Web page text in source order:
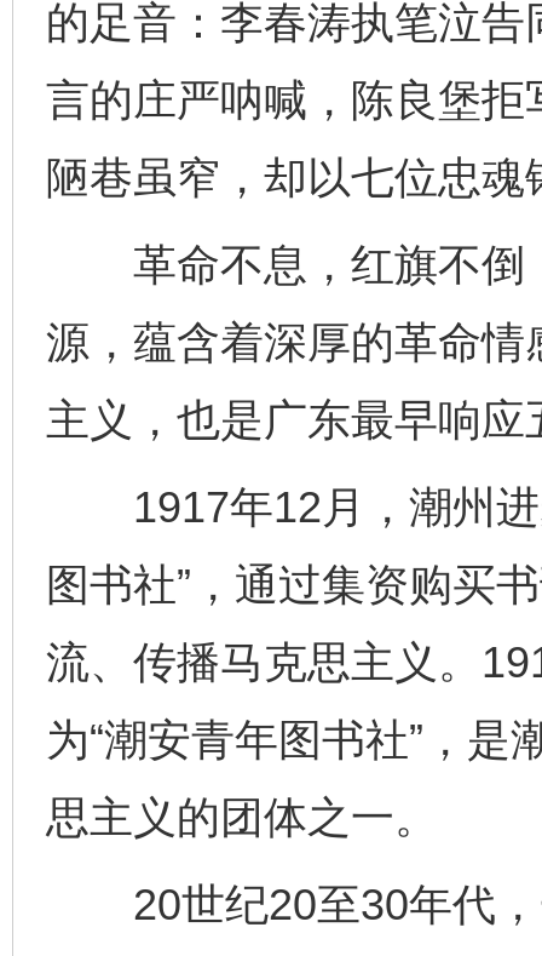
的足音：李春涛执笔泣
言的庄严呐喊，陈良堡
陋巷虽窄，却以七位忠
革命不息，红旗不倒
源，蕴含着深厚的革命
主义，也是广东最早响
1917年12月，潮州进
图书社”，通过集资购买
流、传播马克思主义。
为“潮安青年图书社”，
思主义的团体之一。
20世纪20至30年代，